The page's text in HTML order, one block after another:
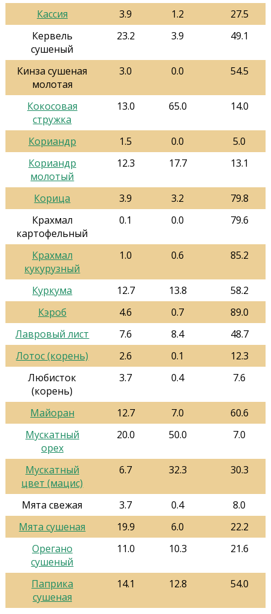
Кассия 3.9 1.2
27.5
Кервель
сушеный
23.2 3.9 49.1
Кинза сушеная
молотая
3.0 0.0 54.5
Кокосовая
стружка
13.0 65.0 14.0
Кориандр 1.5 0.0
5.0
Кориандр
молотый
12.3 17.7 13.1
Корица 3.9 3.2
79.8
Крахмал
картофельный
0.1 0.0 79.6
Крахмал
кукурузный
1.0 0.6 85.2
Куркума 12.7 13.8
58.2
Кэроб
4.6 0.7
89.0
Лавровый лист
7.6 8.4
48.7
Лотос (корень)
2.6 0.1
12.3
Любисток
(корень)
3.7 0.4 7.6
Майоран 12.7 7.0
60.6
Мускатный
орех
20.0 50.0 7.0
Мускатный
цвет (мацис)
6.7 32.3 30.3
Мята свежая 3.7 0.4
8.0
Мята сушеная
19.9 6.0
22.2
Орегано
сушеный
11.0 10.3 21.6
Паприка
сушеная
14.1 12.8 54.0